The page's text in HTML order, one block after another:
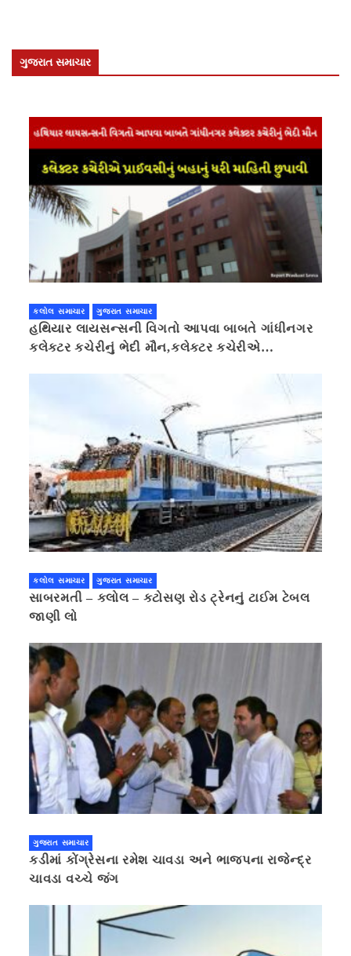
ગુજરાત સમાચાર
કલોલ સમાચાર ગુજરાત સમાચાર
હથિયાર લાયસન્સની વિગતો આપવા બાબતે ગાંધીનગર
કલેક્ટર કચેરીનું ભેદી મૌન,કલેક્ટર કચેરીએ
કલોલ સમાચાર ગુજરાત સમાચાર
સાબરમતી – કલોલ – કટોસણ રોડ ટ્રેનનું ટાઈમ ટેબલ
જાણી લો
ગુજરાત સમાચાર
કડીમાં કોંગ્રેસના રમેશ ચાવડા અને ભાજપના રાજેન્દ્ર
ચાવડા વચ્ચે જંગ